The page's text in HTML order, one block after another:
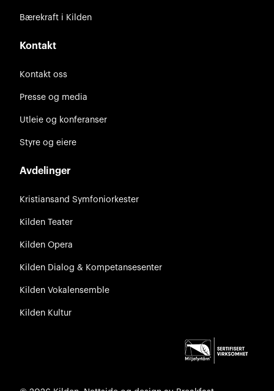
Bærekraft i Kilden
Kontakt
Kontakt oss
Presse og media
Utleie og konferanser
Styre og eiere
Avdelinger
Kristiansand Symfoniorkester
Kilden Teater
Kilden Opera
Kilden Dialog & Kompetansesenter
Kilden Vokalensemble
Kilden Kultur